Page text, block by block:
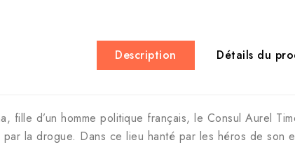
Description Détails du
fille d’un homme politique français, le Consul Aurel
la drogue. Dans ce lieu hanté par les héros de